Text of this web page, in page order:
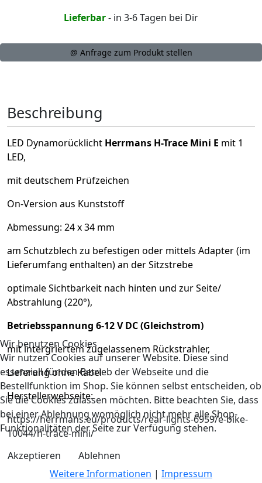
Lieferbar- in 3-6 Tagen bei Dir
@ Anfrage zum Produkt stellen
Beschreibung
LED Dynamorücklicht Herrmans H-Trace Mini E mit 1
LED,
mit deutschem Prüfzeichen
On-Version aus Kunststoff
Abmessung: 24 x 34 mm
am Schutzblech zu befestigen oder mittels Adapter (im
Lieferumfang enthalten) an der Sitzstrebe
optimale Sichtbarkeit nach hinten und zur Seite/
Abstrahlung (220°),
Betriebsspannung 6-12 V DC (Gleichstrom)
mit intergriertem zugelassenem Rückstrahler,
Lieferung ohne Kabel
Herstellerwebseite:
https://herrmans.eu/products/rear-lights-6959/e-bike-
10044/h-trace-mini/
Wir benutzen Cookies
Wir nutzen Cookies auf unserer Website. Diese sind
essenziell für den Betrieb der Webseite und die
Bestellfunktion im Shop. Sie können selbst entscheiden, ob
Sie die Cookies zulassen möchten. Bitte beachten Sie, dass
bei einer Ablehnung womöglich nicht mehr alle Shop-
Funktionalitäten der Seite zur Verfügung stehen.
Akzeptieren
Ablehnen
Weitere Informationen | Impressum